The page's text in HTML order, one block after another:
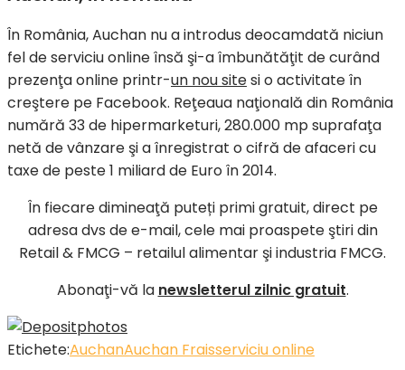
În România, Auchan nu a introdus deocamdată niciun
fel de serviciu online însă şi-a îmbunătăţit de curând
prezenţa online printr-un nou sitesi o activitate în
creştere pe Facebook. Reţeaua naţională din România
numără 33 de hipermarketuri, 280.000 mp suprafaţa
netă de vânzare şi a înregistrat o cifră de afaceri cu
taxe de peste 1 miliard de Euro în 2014.
În fiecare dimineaţă puteți primi gratuit, direct pe
adresa dvs de e-mail, cele mai proaspete ştiri din
Retail & FMCG – retailul alimentar şi industria FMCG.
Abonaţi-vă la newsletterul zilnic gratuit.
Etichete:AuchanAuchan Fraisserviciu online